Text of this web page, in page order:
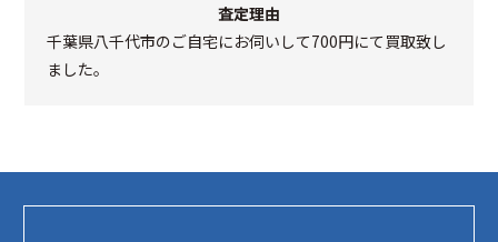
査定理由
千葉県八千代市のご自宅にお伺いして700円にて買取致し
ました。